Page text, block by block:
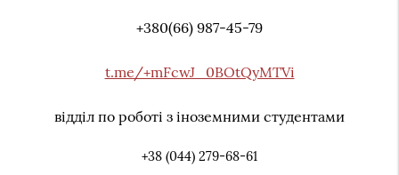
+380(66) 987-45-79
t.me/+mFcwJ_0BOtQyMTVi
відділ по роботі з іноземними студентами
+38 (044) 279-68-61